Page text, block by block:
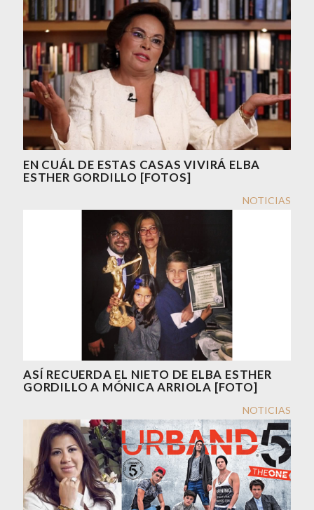
EN CUÁL DE ESTAS CASAS VIVIRÁ ELBA
ESTHER GORDILLO [FOTOS]
NOTICIAS
ASÍ RECUERDA EL NIETO DE ELBA ESTHER
GORDILLO A MÓNICA ARRIOLA [FOTO]
NOTICIAS